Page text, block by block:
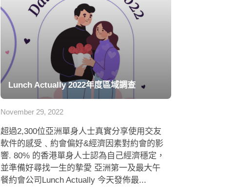
Lunch Actually 2022年度區域調查
November 29, 2022
超過2,300位亞洲單身人士真實分享使用交友
軟件的感受﹑約會偏好&經濟因素對約會的影
響. 80% 的香港單身人士認為自己經濟穩定，
並準備好尋找一生的摯愛 亞洲第一及最大午
餐約會公司Lunch Actually 今天發佈最...